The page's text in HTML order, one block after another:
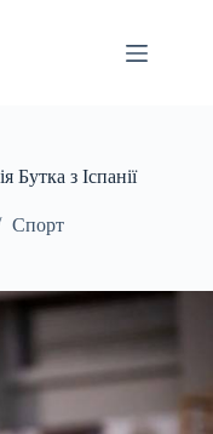
Бутка з Іспанії
Спорт